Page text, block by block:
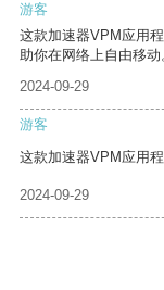
游客
这款加速器VPM应用
助你在网络上自由移动
2024-09-29
游客
这款加速器VPM应用
2024-09-29